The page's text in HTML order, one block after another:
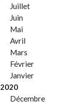
Juillet
Juin
Mai
Avril
Mars
Février
Janvier
2020
Décembre